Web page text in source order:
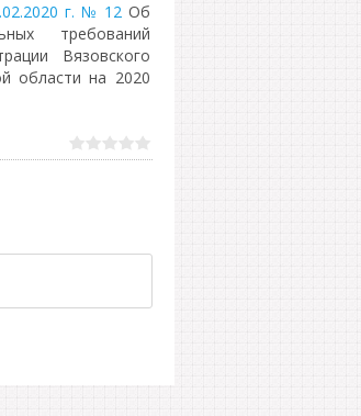
г. № 12Об
требований
Вязовского
области на 2020